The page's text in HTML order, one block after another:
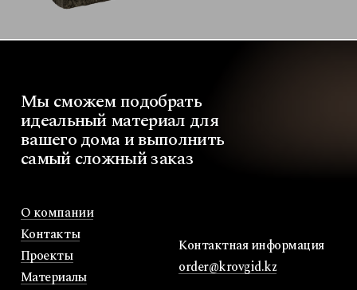
Мысможемподобрать
идеальныйматериал для
вашегодомаивыполнить
самыйсложныйзаказ
О компании
Контакты
Проекты
Материалы
Контактная информация
order@krovgid.kz